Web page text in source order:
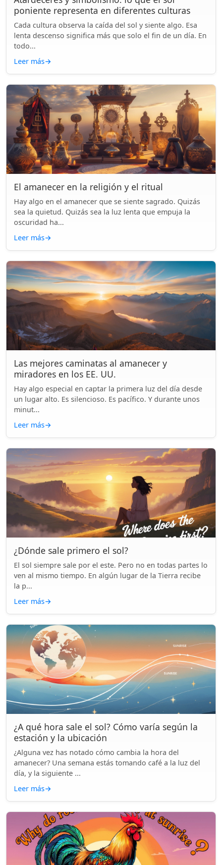
poniente representa en diferentes culturas
Cada cultura observa la caída del sol y siente algo. Esa
lenta descenso significa más que solo el fin de un día. En
todo...
Leer más→
El amanecer en la religión y el ritual
Hay algo en el amanecer que se siente sagrado. Quizás
sea la quietud. Quizás sea la luz lenta que empuja la
oscuridad ha...
Leer más→
Las mejores caminatas al amanecer y
miradores en los EE. UU.
Hay algo especial en captar la primera luz del día desde
un lugar alto. Es silencioso. Es pacífico. Y durante unos
minut...
Leer más→
¿Dónde sale primero el sol?
El sol siempre sale por el este. Pero no en todas partes lo
ven al mismo tiempo. En algún lugar de la Tierra recibe
la p...
Leer más→
¿A qué hora sale el sol? Cómo varía según la
estación y la ubicación
¿Alguna vez has notado cómo cambia la hora del
amanecer? Una semana estás tomando café a la luz del
día, y la siguiente ...
Leer más→